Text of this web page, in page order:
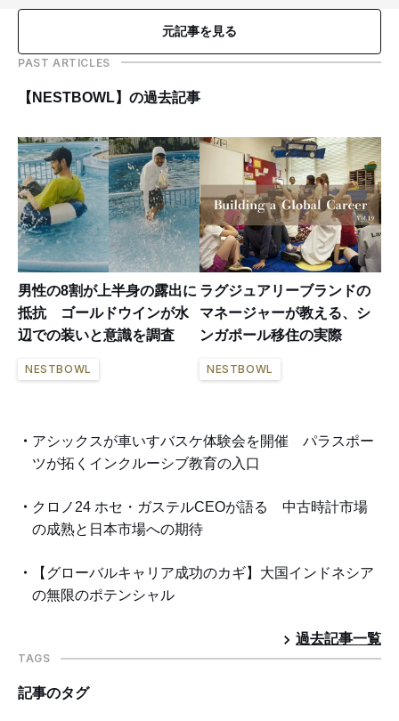
元記事を見る
PAST ARTICLES
【NESTBOWL】の過去記事
男性の8割が上半身の露出に
抵抗 ゴールドウインが水
辺での装いと意識を調査
NESTBOWL
ラグジュアリーブランドの
マネージャーが教える、シ
ンガポール移住の実際
NESTBOWL
アシックスが車いすバスケ体験会を開催 パラスポー
ツが拓くインクルーシブ教育の入口
クロノ24 ホセ・ガステルCEOが語る 中古時計市場
の成熟と日本市場への期待
【グローバルキャリア成功のカギ】大国インドネシア
の無限のポテンシャル
過去記事一覧
TAGS
記事のタグ